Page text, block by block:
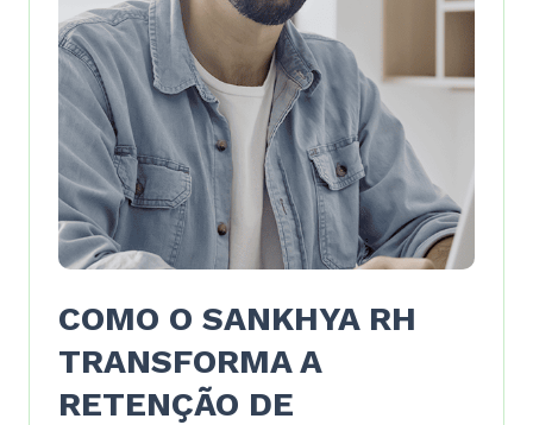
COMO O SANKHYA RH
TRANSFORMA A
RETENÇÃO DE